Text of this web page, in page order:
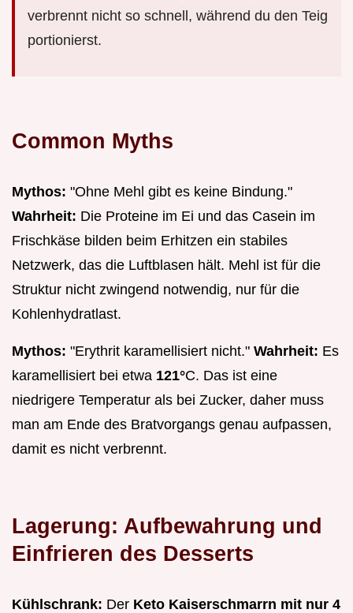
verbrennt nicht so schnell, während du den Teig
portionierst.
Common Myths
Mythos: "Ohne Mehl gibt es keine Bindung."
Wahrheit: Die Proteine im Ei und das Casein im
Frischkäse bilden beim Erhitzen ein stabiles
Netzwerk, das die Luftblasen hält. Mehl ist für die
Struktur nicht zwingend notwendig, nur für die
Kohlenhydratlast.
Mythos: "Erythrit karamellisiert nicht." Wahrheit: Es
karamellisiert bei etwa 121°C. Das ist eine
niedrigere Temperatur als bei Zucker, daher muss
man am Ende des Bratvorgangs genau aufpassen,
damit es nicht verbrennt.
Lagerung: Aufbewahrung und
Einfrieren des Desserts
Kühlschrank: Der Keto Kaiserschmarrn mit nur 4